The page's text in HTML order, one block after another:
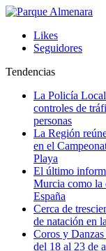
Likes
Seguidores
Tendencias
La Policía Local
controles de
personas
La Región
en el
Playa
El último
Murcia como la
España
Cerca de
de natación en
Coros y Danzas
del 18 al 23 de